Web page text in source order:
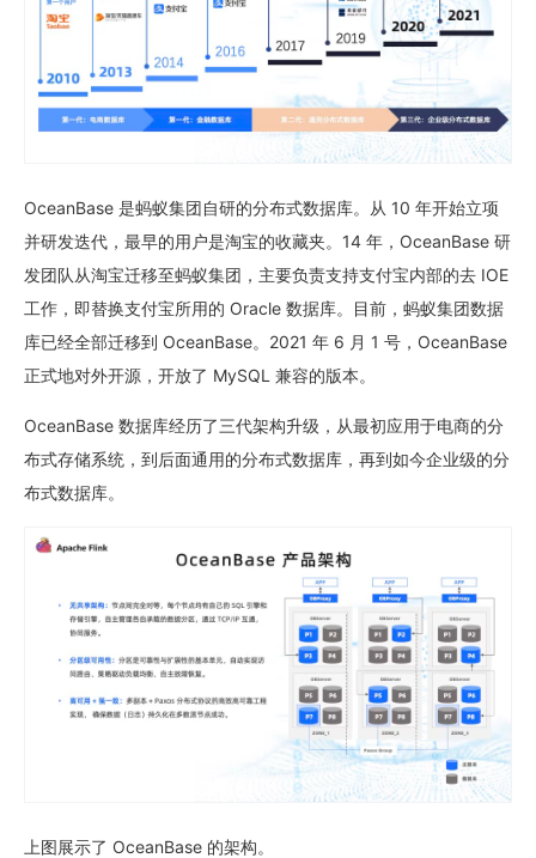
OceanBase 是蚂蚁集团自研的分布式数据库。从 10 年开始立项
并研发迭代，最早的用户是淘宝的收藏夹。14 年，OceanBase 研
发团队从淘宝迁移至蚂蚁集团，主要负责支持支付宝内部的去 IOE
工作，即替换支付宝所用的 Oracle 数据库。目前，蚂蚁集团数据
库已经全部迁移到 OceanBase。2021 年 6 月 1 号，OceanBase
正式地对外开源，开放了 MySQL 兼容的版本。
OceanBase 数据库经历了三代架构升级，从最初应用于电商的分
布式存储系统，到后面通用的分布式数据库，再到如今企业级的分
布式数据库。
上图展示了 OceanBase 的架构。